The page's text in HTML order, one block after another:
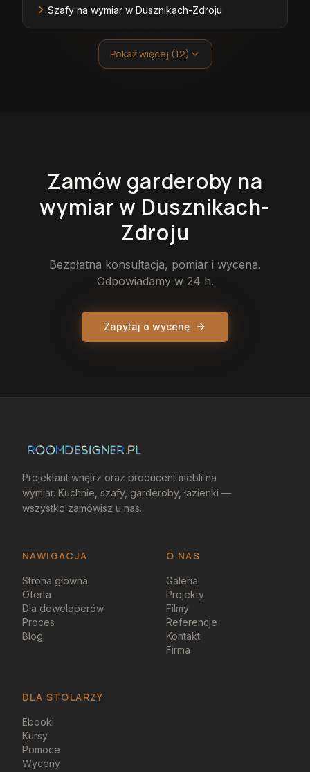
Szafy na wymiar w Dusznikach-Zdroju
Pokaż więcej (12)
Zamów garderoby na
wymiarw Dusznikach-
Zdroju
Bezpłatna konsultacja, pomiar i wycena.
Odpowiadamy w 24 h.
Zapytaj o wycenę
Projektant wnętrz oraz producent mebli na
wymiar. Kuchnie, szafy, garderoby, łazienki —
wszystko zamówisz u nas.
NAWIGACJA O NAS
Strona główna
Oferta
Dla deweloperów
Proces
Blog
Galeria
Projekty
Filmy
Referencje
Kontakt
Firma
DLA STOLARZY
Ebooki
Kursy
Pomoce
Wyceny